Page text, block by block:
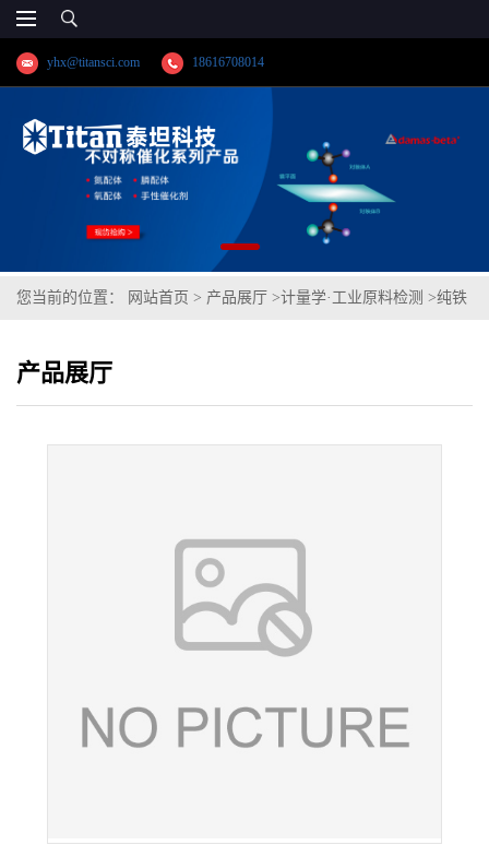
yhx@titansci.com 18616708014
您当前的位置： 网站首页 > 产品展厅 >计量学·工业原料检测 >纯铁
产品展厅